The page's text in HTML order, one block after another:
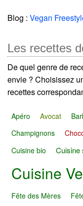
Blog : Vegan
Les recettes
De quel genre de
envie ? Choisissez
recettes
Apéro Avocat
Champignons
Cuisine bio
Cuisine
Cuisine
Fête des Mères